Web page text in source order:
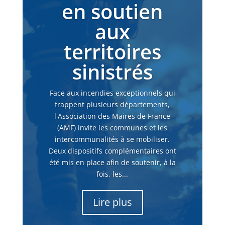
en soutien
aux
territoires
sinistrés
Face aux incendies exceptionnels qui
frappent plusieurs départements,
l'Association des Maires de France
(AMF) invite les communes et les
intercommunalités à se mobiliser.
Deux dispositifs complémentaires ont
été mis en place afin de soutenir, à la
fois, les...
Lire plus